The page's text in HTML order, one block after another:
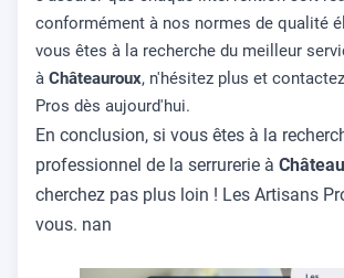
conformément à nos normes de qualité
vous êtes à la recherche du meilleur
à Châteauroux, n'hésitez plus et
Pros dès aujourd'hui.
En conclusion, si vous êtes à la
professionnel de la serrurerie à
cherchez pas plus loin ! Les Artisans
vous. nan